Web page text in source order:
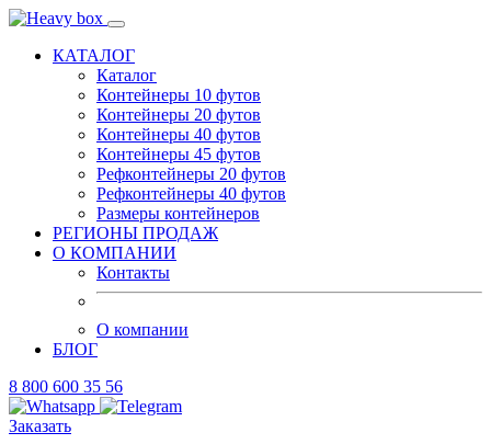
КАТАЛОГ
Каталог
Контейнеры 10 футов
Контейнеры 20 футов
Контейнеры 40 футов
Контейнеры 45 футов
Рефконтейнеры 20 футов
Рефконтейнеры 40 футов
Размеры контейнеров
РЕГИОНЫ ПРОДАЖ
О КОМПАНИИ
Контакты
О компании
БЛОГ
8 800 600 35 56
Заказать